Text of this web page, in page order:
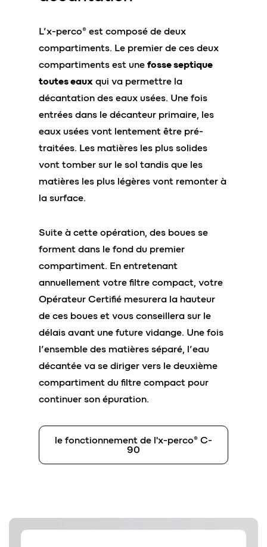
L’x-perco® est composé de deux
compartiments. Le premier de ces deux
compartiments est une fosse septique
toutes eaux qui va permettre la
décantation des eaux usées. Une fois
entrées dans le décanteur primaire, les
eaux usées vont lentement être pré-
traitées. Les matières les plus solides
vont tomber sur le sol tandis que les
matières les plus légères vont remonter à
la surface.
Suite à cette opération, des boues se
forment dans le fond du premier
compartiment. En entretenant
annuellement votre filtre compact, votre
Opérateur Certifié mesurera la hauteur
de ces boues et vous conseillera sur le
délais avant une future vidange. Une fois
l’ensemble des matières séparé, l’eau
décantée va se diriger vers le deuxième
compartiment du filtre compact pour
continuer son épuration.
le fonctionnement de l'x-perco® C-
90